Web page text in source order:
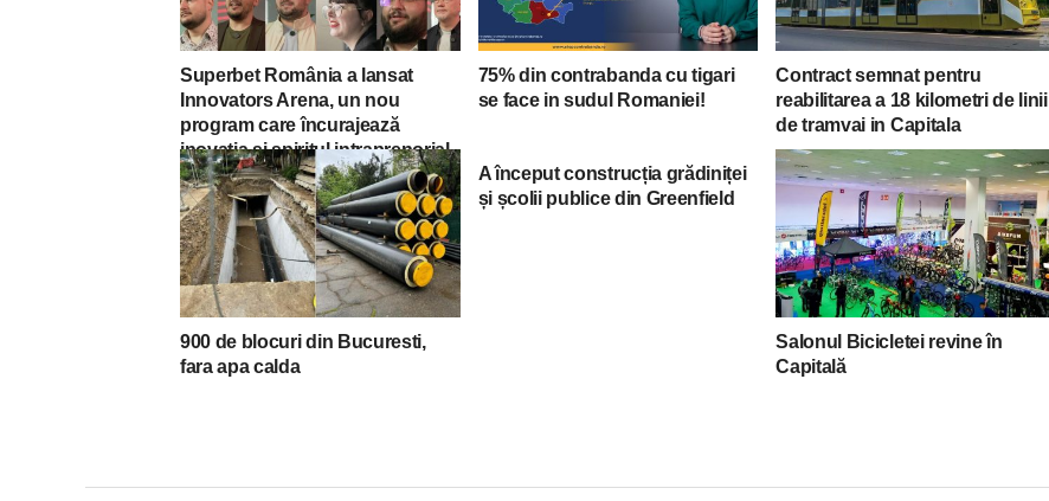
Superbet România a lansat
Innovators Arena, un nou
program care încurajează
inovația și spiritul intraprenorial
75% din contrabanda cu tigari
se face in sudul Romaniei!
Contract semnat pentru
reabilitarea a 18 kilometri de linii
de tramvai in Capitala
900 de blocuri din Bucuresti,
fara apa calda
A început construcția grădiniței
și școlii publice din Greenfield
Salonul Bicicletei revine în
Capitală